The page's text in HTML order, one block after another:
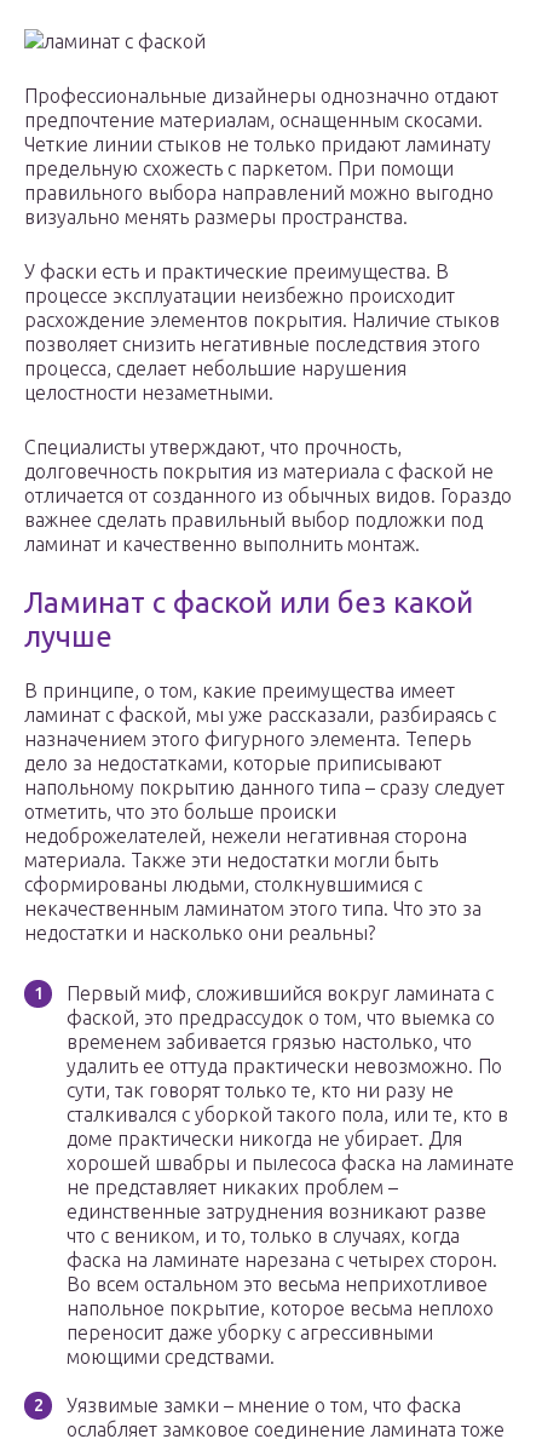
ламинат с фаской
Профессиональные дизайнеры однозначно отдают
предпочтение материалам, оснащенным скосами.
Четкие линии стыков не только придают ламинату
предельную схожесть с паркетом. При помощи
правильного выбора направлений можно выгодно
визуально менять размеры пространства.
У фаски есть и практические преимущества. В
процессе эксплуатации неизбежно происходит
расхождение элементов покрытия. Наличие стыков
позволяет снизить негативные последствия этого
процесса, сделает небольшие нарушения
целостности незаметными.
Специалисты утверждают, что прочность,
долговечность покрытия из материала с фаской не
отличается от созданного из обычных видов. Гораздо
важнее сделать правильный выбор подложки под
ламинат и качественно выполнить монтаж.
Ламинат с фаской или без какой
лучше
В принципе, о том, какие преимущества имеет
ламинат с фаской, мы уже рассказали, разбираясь с
назначением этого фигурного элемента. Теперь
дело за недостатками, которые приписывают
напольному покрытию данного типа – сразу следует
отметить, что это больше происки
недоброжелателей, нежели негативная сторона
материала. Также эти недостатки могли быть
сформированы людьми, столкнувшимися с
некачественным ламинатом этого типа. Что это за
недостатки и насколько они реальны?
Первый миф, сложившийся вокруг ламината с
фаской, это предрассудок о том, что выемка со
временем забивается грязью настолько, что
удалить ее оттуда практически невозможно. По
сути, так говорят только те, кто ни разу не
сталкивался с уборкой такого пола, или те, кто в
доме практически никогда не убирает. Для
хорошей швабры и пылесоса фаска на ламинате
не представляет никаких проблем –
единственные затруднения возникают разве
что с веником, и то, только в случаях, когда
фаска на ламинате нарезана с четырех сторон.
Во всем остальном это весьма неприхотливое
напольное покрытие, которое весьма неплохо
переносит даже уборку с агрессивными
моющими средствами.
Уязвимые замки – мнение о том, что фаска
ослабляет замковое соединение ламината тоже